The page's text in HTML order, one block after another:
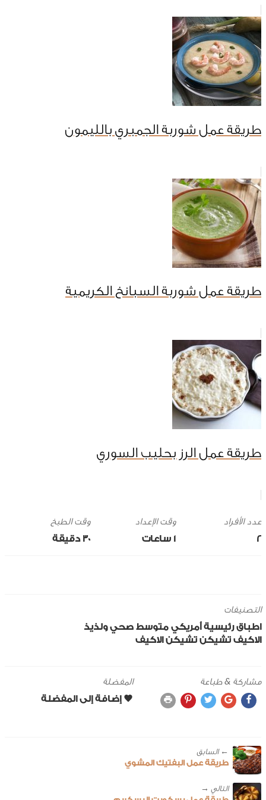
طريقة عمل شوربة الجمبري بالليمون
طريقة عمل شوربة السبانخ الكريمية
طريقة عمل الرز بحليب السوري
2
وقت الإعداد
1 ساعات
وقت الطبخ
30 ‎دقيقة
التصنيفات
اطباق رئيسية أمريكي متوسط صحي ولذيذ
الاكيف تشيكن تشيكن الاكيف
مشاركة & طباعة المفضلة
← ‎السابق
طريقة عمل البفتيك المشوي